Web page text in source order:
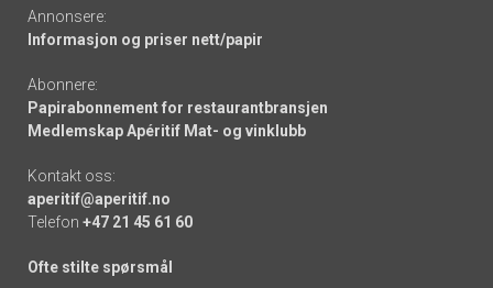
Annonsere:
Informasjon og priser nett/papir
Abonnere:
Papirabonnement for restaurantbransjen
Medlemskap Apéritif Mat- og vinklubb
Kontakt oss:
aperitif@aperitif.no
Telefon +47 21 45 61 60
Ofte stilte spørsmål